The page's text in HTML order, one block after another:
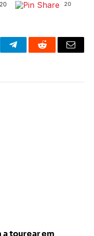
20 20
TelegramReddit Email
a tourear em